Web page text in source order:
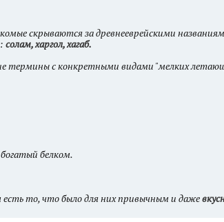
скрываются за древнееврейскими
солам, харгол, хагаб.
термины с конкретными видами "мелких
белком.
то, что было для них привычным и даже